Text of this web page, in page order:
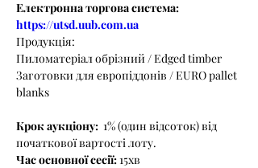
Електронна торгова система:
https://utsd.uub.com.ua
Продукція:
Пиломатеріал обрізний / Edged timber
Заготовки для європіддонів / EURO pallet
blanks
Крок аукціону:
  1% (один відсоток) від
початкової вартості лоту.
Час основної сесії: 15хв